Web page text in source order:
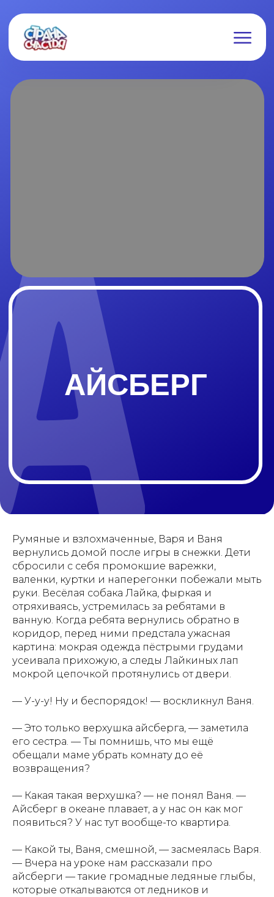
АЙСБЕРГ
Румяные и взлохмаченные, Варя и Ваня
вернулись домой после игры в снежки. Дети
сбросили с себя промокшие варежки,
валенки, куртки и наперегонки побежали мыть
руки. Весёлая собака Лайка, фыркая и
отряхиваясь, устремилась за ребятами в
ванную. Когда ребята вернулись обратно в
коридор, перед ними предстала ужасная
картина: мокрая одежда пёстрыми грудами
усеивала прихожую, а следы Лайкиных лап
мокрой цепочкой протянулись от двери.
— У-у-у! Ну и беспорядок! — воскликнул Ваня.
— Это только верхушка айсберга, — заметила
его сестра. — Ты помнишь, что мы ещё
обещали маме убрать комнату до её
возвращения?
— Какая такая верхушка? — не понял Ваня. —
Айсберг в океане плавает, а у нас он как мог
появиться? У нас тут вообще-то квартира.
— Какой ты, Ваня, смешной, — засмеялась Варя.
— Вчера на уроке нам рассказали про
айсберги — такие громадные ледяные глыбы,
которые откалываются от ледников и